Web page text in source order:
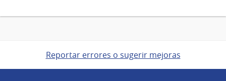
Reportar errores o sugerir mejoras